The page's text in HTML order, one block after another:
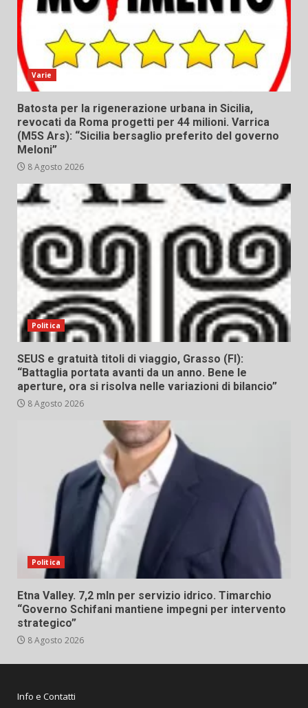
Varie
Batosta per la rigenerazione urbana in Sicilia,
revocati da Roma progetti per 44 milioni. Varrica
(M5S Ars): “Sicilia bersaglio preferito del governo
Meloni”
8 Agosto 2026
Politica
SEUS e gratuità titoli di viaggio, Grasso (FI):
“Battaglia portata avanti da un anno. Bene le
aperture, ora si risolva nelle variazioni di bilancio”
8 Agosto 2026
Politica
Etna Valley. 7,2 mln per servizio idrico. Timarchio
“Governo Schifani mantiene impegni per intervento
strategico”
8 Agosto 2026
Info e Contatti